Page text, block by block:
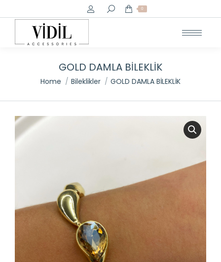
Search: 0
GOLD DAMLA BİLEKLİK
You are here:
Home Bileklikler GOLD DAMLA BİLEKLİK